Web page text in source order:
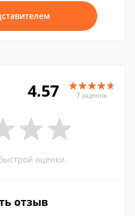
4.57 7 оценок
оценки
отзыв